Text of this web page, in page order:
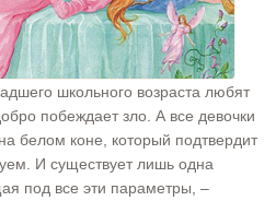
школьного возраста любят
побеждает зло. А все девочки
белом коне, который подтвердит
И существует лишь одна
под все эти параметры, –